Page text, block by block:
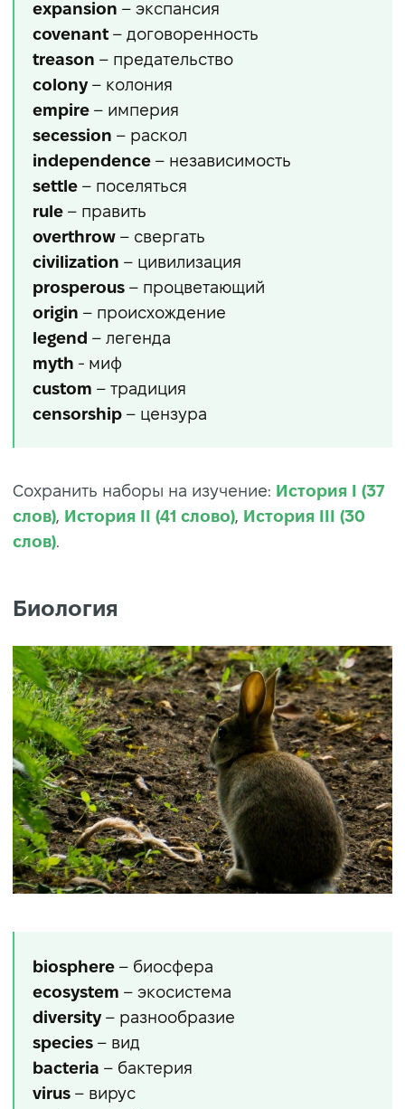
expansion – экспансия
covenant – договоренность
treason – предательство
colony– колония
empire – империя
secession – раскол
independence – независимость
settle – поселяться
rule – править
overthrow – свергать
civilization – цивилизация
prosperous – процветающий
origin – происхождение
legend – легенда
myth - миф
custom – традиция
censorship – цензура
Сохранить наборы на изучение: История I (37
слов), История II (41 слово), История III (30
слов).
Биология
biosphere – биосфера
ecosystem – экосистема
diversity– разнообразие
species – вид
bacteria – бактерия
virus – вирус